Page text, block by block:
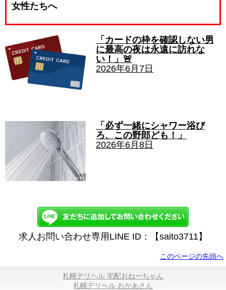
女性たちへ
「カードの枠を確認しない男
に最高の夜は永遠に訪れな
い！」🚨
2026年6月7日
「必ず一緒にシャワー浴び
ろ、この野郎ども！」
2026年6月8日
求人お問い合わせ専用LINE ID：【saito3711】
このページの先頭へ
札幌デリヘル 宅配おねーちゃん
札幌デリヘル おかあさん